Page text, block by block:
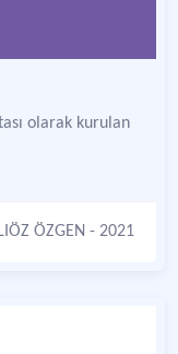
olarak kurulan
ÖZGEN - 2021